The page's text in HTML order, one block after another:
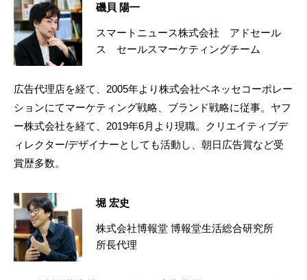
磯貝 陽一
スマートニュース株式会社 アドセール
ス セールスマーケティングチーム
広告代理店を経て、2005年より株式会社ベネッセコーポレー
ションにてマーケティング戦略、ブランド戦略に従事。ヤフ
ー株式会社を経て、2019年6月より現職。クリエイティブデ
ィレクター/デザイナーとしても活動し、朝日広告賞など受
賞歴多数。
堀 宏史
株式会社博報堂 博報堂生活総合研究所
所長代理